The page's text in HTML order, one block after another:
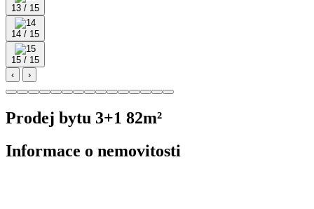
13 / 15
14 / 15
15 / 15
‹
›
Prodej bytu 3+1 82m²
Informace o nemovitosti